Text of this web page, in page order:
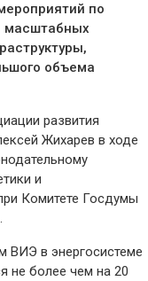
по
масштабных
объема
развития
Жихарев в ходе
и
Комитете Госдумы
ВИЭ в энергосистеме
не более чем на 20